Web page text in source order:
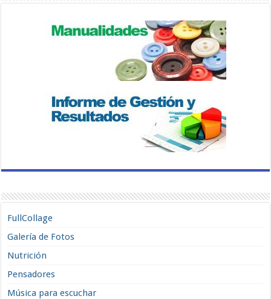
FullCollage
Galería de Fotos
Nutrición
Pensadores
Música para escuchar